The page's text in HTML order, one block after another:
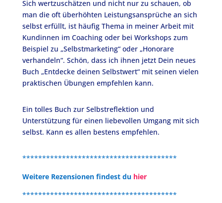
Sich wertzuschätzen und nicht nur zu schauen, ob
man die oft überhöhten Leistungsansprüche an sich
selbst erfüllt, ist häufig Thema in meiner Arbeit mit
Kundinnen im Coaching oder bei Workshops zum
Beispiel zu „Selbstmarketing“ oder „Honorare
verhandeln“. Schön, dass ich ihnen jetzt Dein neues
Buch „Entdecke deinen Selbstwert“ mit seinen vielen
praktischen Übungen empfehlen kann.
Ein tolles Buch zur Selbstreflektion und
Unterstützung für einen liebevollen Umgang mit sich
selbst. Kann es allen bestens empfehlen.
***************************************
Weitere Rezensionen findest du hier
***************************************